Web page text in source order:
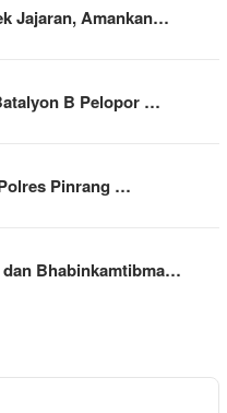
Jajaran, Amankan…
B Pelopor …
Pinrang …
Bhabinkamtibma…